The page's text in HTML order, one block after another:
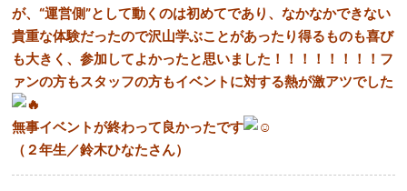
が、“運営側”として動くのは初めてであり、なかなかできない
貴重な体験だったので沢山学ぶことがあったり得るものも喜び
も大きく、参加してよかったと思いました！！！！！！！！フ
ァンの方もスタッフの方もイベントに対する熱が激アツでした
無事イベントが終わって良かったです
（２年生／鈴木ひなたさん）